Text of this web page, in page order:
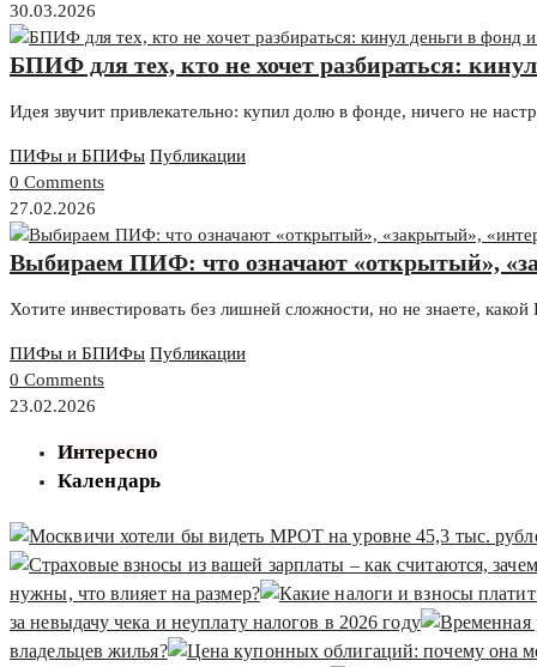
30.03.2026
БПИФ для тех, кто не хочет разбираться:
Идея звучит привлекательно: купил долю в фонде, ничего не
ПИФы и БПИФы Публикации
0 Comments
27.02.2026
Выбираем ПИФ: что означают «открытый»,
Хотите инвестировать без лишней сложности, но не знаете,
ПИФы и БПИФы Публикации
0 Comments
23.02.2026
Интересно
Календарь
нужны, что влияет на размер?
за невыдачу чека и неуплату налогов в 2026 году
владельцев жилья?